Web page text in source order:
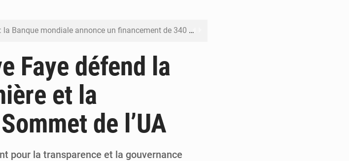
mondiale annonce un financement de 340 milliards FCFA pour soutenir les priorités de la Vision Sénégal 2050
à l’énergie bondissent à 729 milliards FCFA pour contenir les prix des carburants et de l’électricité
du fleuve Sénégal poursuit sa montée à Podor, les autorités appellent à la vigilance
Diagne prêtera serment le 11 août comme président du Conseil constitutionnel
Faye défend la
et la
de l’UA
pour la transparence et la gouvernance